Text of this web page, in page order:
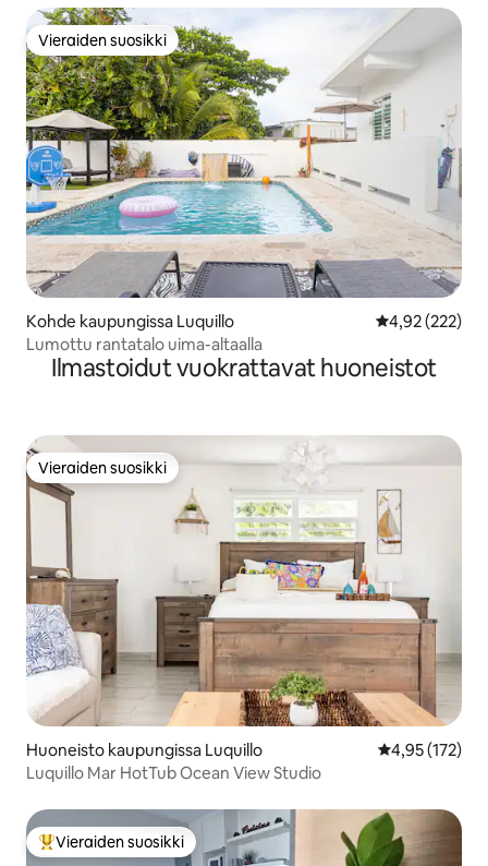
Vieraiden suosikki
Vieraiden suosikki
Kohde kaupungissa Luquillo
4,92 (222)
Lumottu rantatalo uima-altaalla
Ilmastoidut vuokrattavat huoneistot
Vieraiden suosikki
Vieraiden suosikki
Huoneisto kaupungissa Luquillo
4,95 (172)
Luquillo Mar HotTub Ocean View Studio
Vieraiden suosikkien parhaimmistoa
Vieraiden suosikki